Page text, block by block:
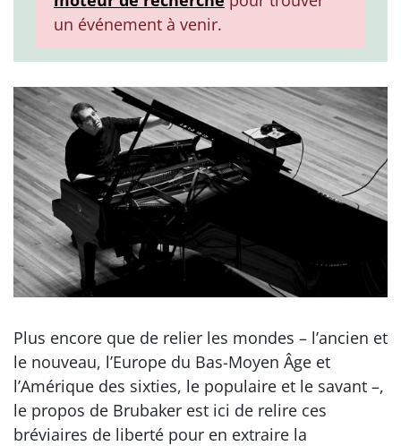
un événement à venir.
Plus encore que de relier les mondes – l’ancien et
le nouveau, l’Europe du Bas-Moyen Âge et
l’Amérique des sixties, le populaire et le savant –,
le propos de Brubaker est ici de relire ces
bréviaires de liberté pour en extraire la